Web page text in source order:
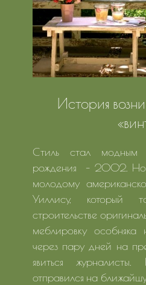
История
Стиль стал модным
рождения – 2002.
молодому
Уиллису, который
строительстве
меблировку
через пару дней на
явиться
отправился на